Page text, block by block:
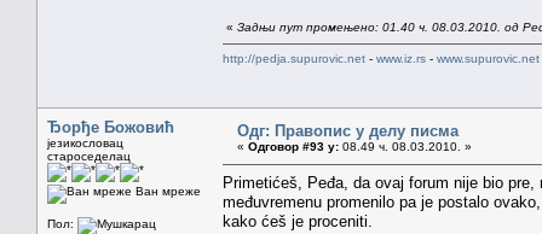
« Задњи пут промењено: 01.40 ч. 08.03.2010. од
http://pedja.supurovic.net - www.iz.rs - www.supurovic.net
Ђорђе Божовић
језикословац
староседелац
Ван мреже
Пол:
Одг: Правопис у делу писма
« Одговор #93 у: 08.49 ч. 08.03.2010. »
Primetićeš, Peđa, da ovaj forum nije bio
međuvremenu promenilo pa je postalo
kako ćeš je proceniti.